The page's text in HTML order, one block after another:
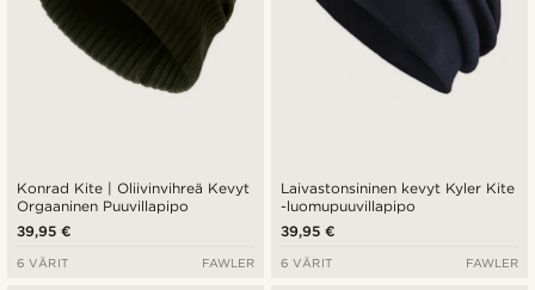
Konrad Kite | Oliivinvihreä Kevyt
Orgaaninen Puuvillapipo
39,95 €
6 VÄRIT FAWLER
Laivastonsininen kevyt Kyler Kite
-luomupuuvillapipo
39,95 €
6 VÄRIT FAWLER